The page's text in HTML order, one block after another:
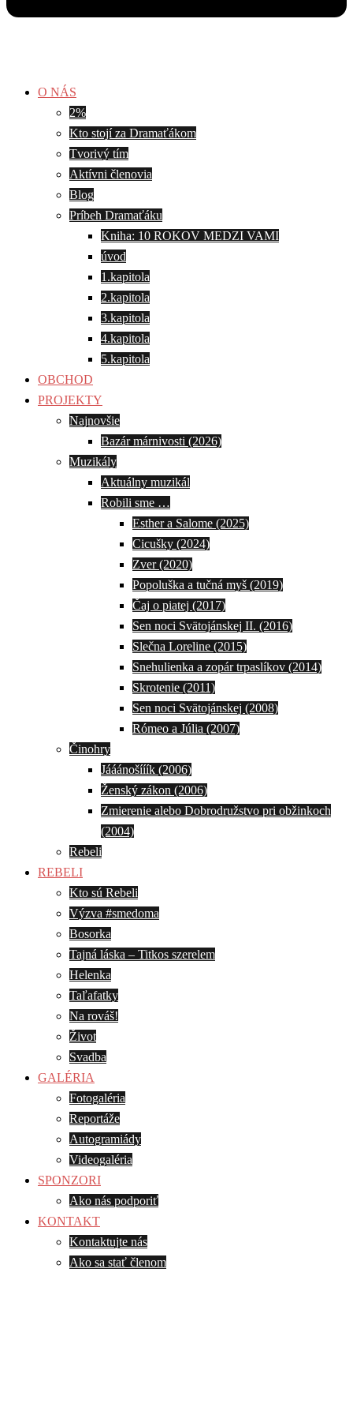
O NÁS
2%
Kto stojí za Dramaťákom
Tvorivý tím
Aktívni členovia
Blog
Príbeh Dramaťáku
Kniha: 10 ROKOV MEDZI VAMI
úvod
1.kapitola
2.kapitola
3.kapitola
4.kapitola
5.kapitola
OBCHOD
PROJEKTY
Najnovšie
Bazár márnivosti (2026)
Muzikály
Aktuálny muzikál
Robili sme …
Esther a Salome (2025)
Cicušky (2024)
Zver (2020)
Popoluška a tučná myš (2019)
Čaj o piatej (2017)
Sen noci Svätojánskej II. (2016)
Slečna Loreline (2015)
Snehulienka a zopár trpaslíkov (2014)
Skrotenie (2011)
Sen noci Svätojánskej (2008)
Rómeo a Júlia (2007)
Činohry
Jááánošííík (2006)
Ženský zákon (2006)
Zmierenie alebo Dobrodružstvo pri obžinkoch
(2004)
Rebeli
REBELI
Kto sú Rebeli
Výzva #smedoma
Bosorka
Tajná láska – Titkos szerelem
Helenka
Taľafatky
Na rováš!
Život
Svadba
GALÉRIA
Fotogaléria
Reportáže
Autogramiády
Videogaléria
SPONZORI
Ako nás podporiť
KONTAKT
Kontaktujte nás
Ako sa stať členom